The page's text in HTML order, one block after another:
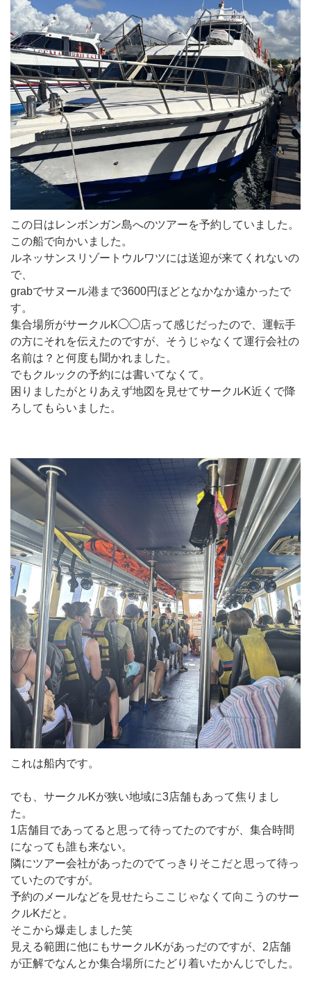
この日はレンボンガン島へのツアーを予約していました。
この船で向かいました。
ルネッサンスリゾートウルワツには送迎が来てくれないの
で、
grabでサヌール港まで3600円ほどとなかなか遠かったで
す。
集合場所がサークルK◯◯店って感じだったので、運転手
の方にそれを伝えたのですが、そうじゃなくて運行会社の
名前は？と何度も聞かれました。
でもクルックの予約には書いてなくて。
困りましたがとりあえず地図を見せてサークルK近くで降
ろしてもらいました。
これは船内です。
でも、サークルKが狭い地域に3店舗もあって焦りまし
た。
1店舗目であってると思って待ってたのですが、集合時間
になっても誰も来ない。
隣にツアー会社があったのでてっきりそこだと思って待っ
ていたのですが。
予約のメールなどを見せたらここじゃなくて向こうのサー
クルKだと。
そこから爆走しました笑
見える範囲に他にもサークルKがあっだのですが、2店舗
が正解でなんとか集合場所にたどり着いたかんじでした。